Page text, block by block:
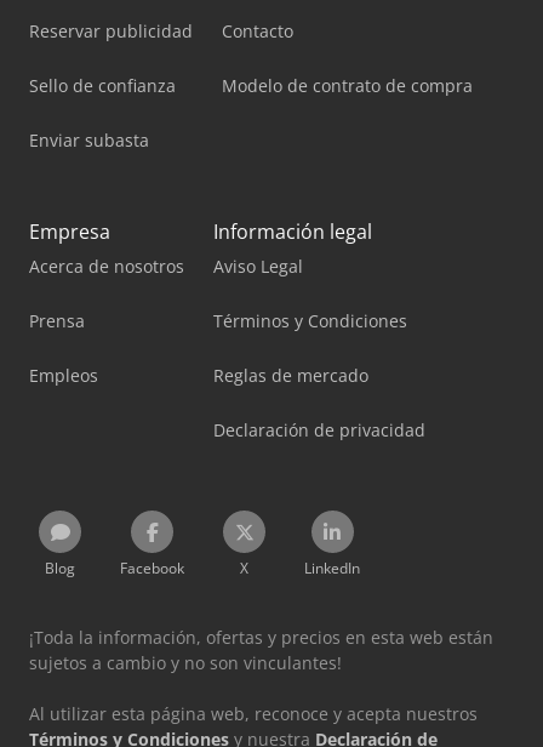
Reservar publicidad
Sello de confianza
Enviar subasta
Contacto
Modelo de contrato de compra
Empresa
Acerca de nosotros
Prensa
Empleos
Información legal
Aviso Legal
Términos y Condiciones
Reglas de mercado
Declaración de privacidad
Blog Facebook X LinkedIn
¡Toda la información, ofertas y precios en esta web están
sujetos a cambio y no son vinculantes!
Al utilizar esta página web, reconoce y acepta nuestros
Términos y Condiciones y nuestra Declaración de